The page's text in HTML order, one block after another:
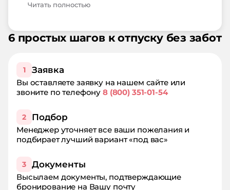
Читать полностью
6 простых шагов к отпуску без забот
1 Заявка
Вы оставляете заявку на нашем сайте или
звоните по телефону8 (800) 351-01-54
2 Подбор
Менеджер уточняет все ваши пожелания и
подбирает лучший вариант «под вас»
3 Документы
Высылаем документы, подтверждающие
бронирование на Вашу почту